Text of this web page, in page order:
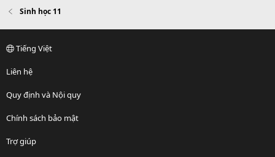
Sinh học 11
Tiếng Việt
Liên hệ
Quy định và Nội quy
Chính sách bảo mật
Trợ giúp